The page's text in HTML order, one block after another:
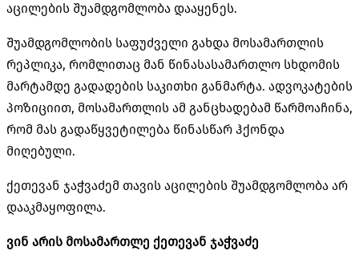
აცილების შუამდგომლობა დააყენეს.
შუამდგომლობის საფუძველი გახდა მოსამართლის
რეპლიკა, რომლითაც მან წინასასამართლო სხდომის
მარტამდე გადადების საკითხი განმარტა. ადვოკატების
პოზიციით, მოსამართლის ამ განცხადებამ წარმოაჩინა,
რომ მას გადაწყვეტილება წინასწარ ჰქონდა
მიღებული.
ქეთევან ჯაჭვაძემ თავის აცილების შუამდგომლობა არ
დააკმაყოფილა.
ვინ არის მოსამართლე ქეთევან ჯაჭვაძე